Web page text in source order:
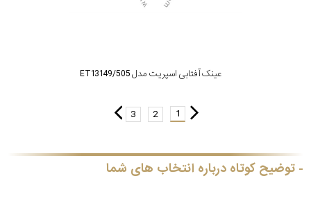
عینک آفتابی اسپریت مدل ET13149/505
1
2
3
توضیح کوتاه درباره انتخاب های شما